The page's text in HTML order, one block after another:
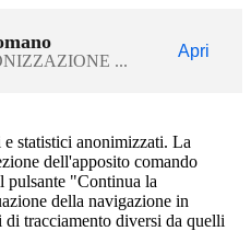
...
Apri
statistici anonimizzati. La
dell'apposito comando
pulsante "Continua la
della navigazione in
di tracciamento diversi da quelli